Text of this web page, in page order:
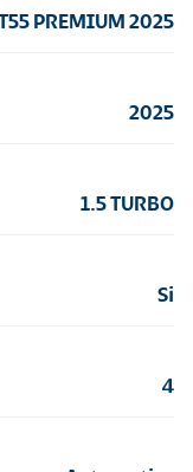
PREMIUM 2025
2025
1.5 TURBO
Si
4